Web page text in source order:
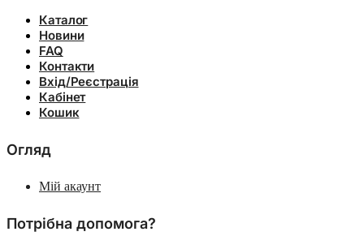
Каталог
Новини
FAQ
Контакти
Вхід/Реєстрація
Кабінет
Кошик
Огляд
Мій акаунт
Потрібна допомога?